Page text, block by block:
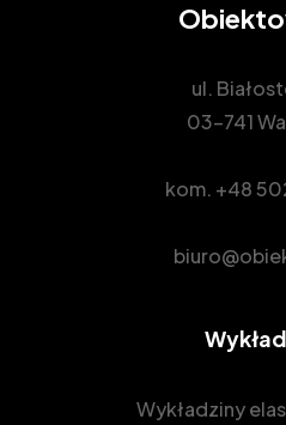
ul.
03-741
kom. +48
Wykładziny